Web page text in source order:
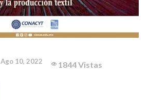
Ago 10, 2022 1844 Vistas